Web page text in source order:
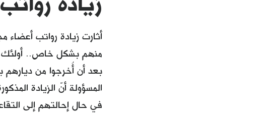
أثارت زيادة رواتب أعضاء
منهم بشكل خاص.. أولئك
بعد أن أُخرجوا من
المسؤولة أنّ الزيادة
في حال إحالتهم إلى